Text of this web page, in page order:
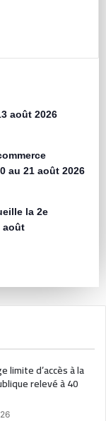
août 2026
au 21 août 2026
la 2e
août
limite d’accès à la
relevé à 40